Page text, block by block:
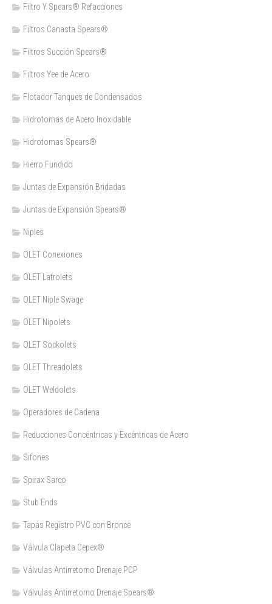
Filtro Y Spears® Refacciones
Filtros Canasta Spears®
Filtros Succión Spears®
Filtros Yee de Acero
Flotador Tanques de Condensados
Hidrotomas de Acero Inoxidable
Hidrotomas Spears®
Hierro Fundido
Juntas de Expansión Bridadas
Juntas de Expansión Spears®
Niples
OLET Conexiones
OLET Latrolets
OLET Niple Swage
OLET Nipolets
OLET Sockolets
OLET Threadolets
OLET Weldolets
Operadores de Cadena
Reducciones Concéntricas y Excéntricas de Acero
Sifones
Spirax Sarco
Stub Ends
Tapas Registro PVC con Bronce
Válvula Clapeta Cepex®
Válvulas Antirretorno Drenaje PCP
Válvulas Antirretorno Drenaje Spears®